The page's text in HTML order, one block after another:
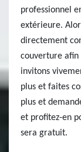
professionnel
extérieure.
directement
couverture afin
invitons
plus et faites
plus et
et profitez-en
sera gratuit.